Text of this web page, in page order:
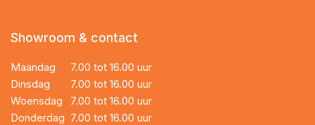
Showroom & contact
Maandag
7.00 tot 16.00 uur
Dinsdag
7.00 tot 16.00 uur
Woensdag
7.00 tot 16.00 uur
Donderdag 7.00 tot 16.00 uur